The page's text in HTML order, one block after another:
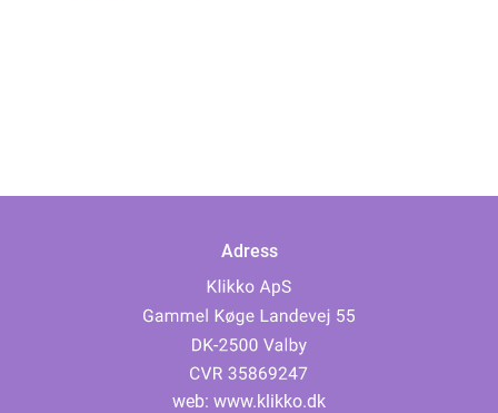
Adress
web: www.klikko.dk